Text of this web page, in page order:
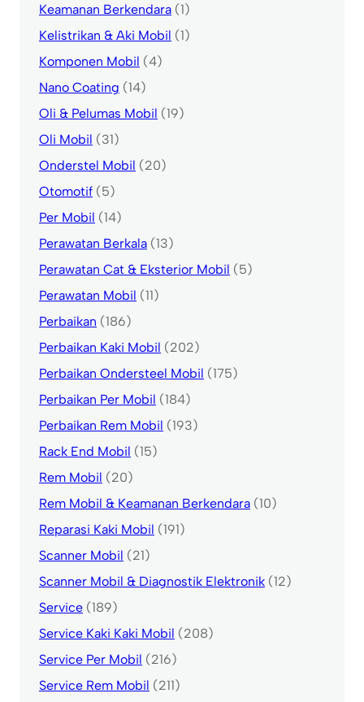
Keamanan Berkendara (1)
Kelistrikan & Aki Mobil (1)
Komponen Mobil (4)
Nano Coating (14)
Oli & Pelumas Mobil (19)
Oli Mobil (31)
Onderstel Mobil (20)
Otomotif (5)
Per Mobil (14)
Perawatan Berkala (13)
Perawatan Cat & Eksterior Mobil (5)
Perawatan Mobil (11)
Perbaikan (186)
Perbaikan Kaki Mobil (202)
Perbaikan Ondersteel Mobil (175)
Perbaikan Per Mobil (184)
Perbaikan Rem Mobil (193)
Rack End Mobil (15)
Rem Mobil (20)
Rem Mobil & Keamanan Berkendara (10)
Reparasi Kaki Mobil (191)
Scanner Mobil (21)
Scanner Mobil & Diagnostik Elektronik (12)
Service (189)
Service Kaki Kaki Mobil (208)
Service Per Mobil (216)
Service Rem Mobil (211)